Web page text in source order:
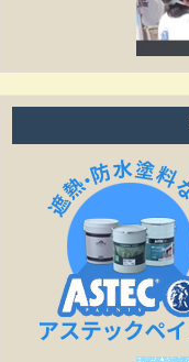
工事期間はどのく
塗り替えは何年ぐ
雨の日も作業しま
細かい壁のひび割
見積もりの金額よ
作業日程が延び
塗装工事以外の
どこまでが無料相